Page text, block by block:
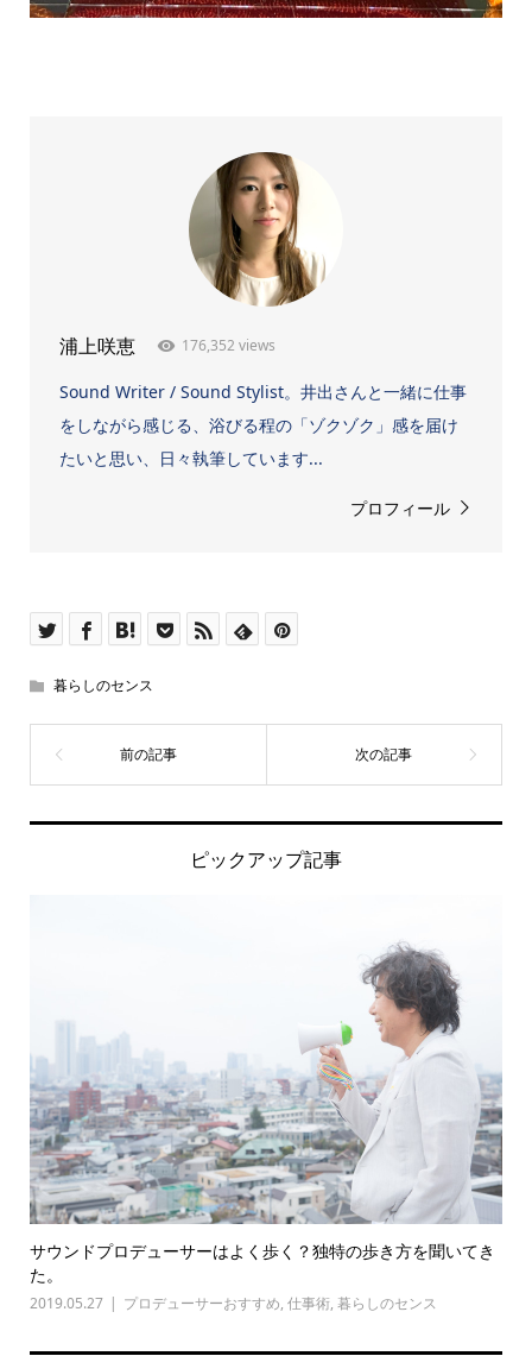
浦上咲恵 176,352 views
Sound Writer / Sound Stylist。井出さんと一緒に仕事
をしながら感じる、浴びる程の「ゾクゾク」感を届け
たいと思い、日々執筆しています...
プロフィール
暮らしのセンス
ピックアップ記事
サウンドプロデューサーはよく歩く？独特の歩き方を聞いてき
た。
2019.05.27 プロデューサーおすすめ, 仕事術, 暮らしのセンス